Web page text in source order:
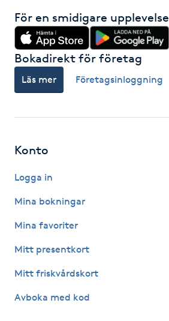
Herrklippning
HIFU
Hot yoga
Hudföryngring
Hudvård
För en smidigare upplevelse
Bokadirekt för företag
Läs mer Företagsinloggning
Konto
Logga in
Mina bokningar
Mina favoriter
Mitt presentkort
Mitt friskvårdskort
Avboka med kod